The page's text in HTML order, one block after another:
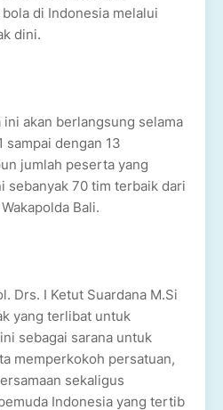
di Indonesia melalui
dini.
ini akan berlangsung selama
sampai dengan 13
jumlah peserta yang
sebanyak 70 tim terbaik dari
Bali.
Drs. I Ketut Suardana M.Si
yang terlibat untuk
sebagai sarana untuk
memperkokoh persatuan,
sekaligus
Indonesia yang tertib